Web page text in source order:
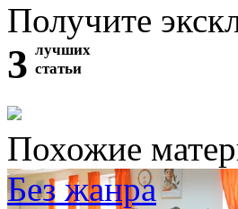
Получите
3 лучших
статьи
Похожие
Без жанра